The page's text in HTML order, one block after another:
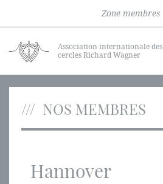
Zone membres
Association internationale des
cercles Richard Wagner
NOS MEMBRES
Hannover